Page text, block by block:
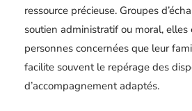
ressource précieuse. Groupes
soutien administratif ou moral,
personnes concernées que leur
facilite souvent le repérage des
d’accompagnement adaptés.